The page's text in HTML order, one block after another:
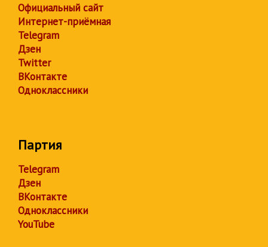
Официальный сайт
Интернет-приёмная
Telegram
Дзен
Twitter
ВКонтакте
Одноклассники
Партия
Telegram
Дзен
ВКонтакте
Одноклассники
YouTube